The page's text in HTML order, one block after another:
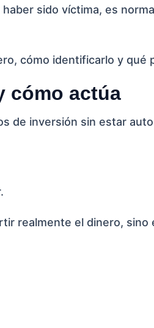
sido víctima, es
cómo identificarlo y qué
cómo actúa
de inversión sin estar
realmente el dinero,